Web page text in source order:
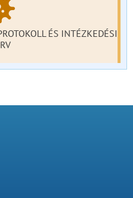
ÉS INTÉZKEDÉSI